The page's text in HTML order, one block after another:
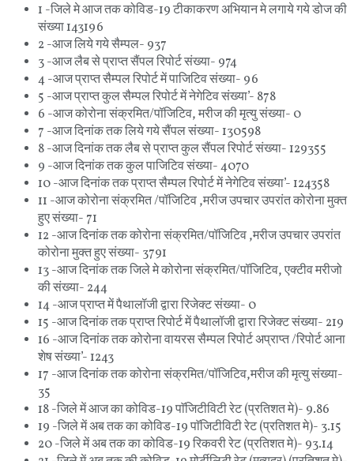
1 -जिले मे आज तक कोविड-19 टीकाकरण अभियान मे लगाये गये डोज की
संख्या 143196
2 -आज लिये गये सैम्‍पल- 937
3 -आज लैब से प्राप्त सैंपल रिपोर्ट संख्या- 974
4 -आज प्राप्त सैम्पल रिपोर्ट में पाजिटिव संख्या- 96
5 -आज प्राप्त कुल सैम्पल रिपोर्ट में नेगेटिव संख्या’- 878
6 -आज कोरोना संक्रमित/पॉजिटिव, मरीज की मृत्‍यु संख्या- 0
7 -आज दिनांक तक लिये गये सैंपल संख्या- 130598
8 -आज दिनांक तक लैब से प्राप्त कुल सैंपल रिपोर्ट संख्या- 129355
9 -आज दिनांक तक कुल पाजिटिव संख्या- 4070
10 -आज दिनांक तक प्राप्‍त सैम्पल रिपोर्ट में नेगेटिव संख्या’- 124358
11 -आज कोरोना संक्रमित /पॉजिटिव ,मरीज उपचार उपरांत कोरोना मुक्त
हुए संख्या- 71
12 -आज दिनांक तक कोरोना संक्रमित/पॉजिटिव ,मरीज उपचार उपरांत
कोरोना मुक्त हुए संख्या- 3791
13 -आज दिनांक तक जिले मे कोरोना संक्रमित/पॉजिटिव, एक्‍टीव मरीजो
की संख्या- 244
14 -आज प्राप्त में पैथालॉजी द्वारा रिजेक्ट संख्या- 0
15 -आज दिनांक तक प्राप्त रिपोर्ट में पैथालॉजी द्वारा रिजेक्ट संख्या- 219
16 -आज दिनांक तक कोरोना वायरस सैम्पल रिपोर्ट अप्राप्त /रिपोर्ट आना
शेष संख्या’- 1243
17 -आज दिनांक तक कोरोना संक्रमित/पॉजिटिव,मरीज की मृत्‍यु संख्या-
35
18 -जिले में आज का कोविड-19 पाॅजिटीविटी रेट (प्रतिशत मे)- 9.86
19 -जिले में अब तक का कोविड-19 पाॅजिटीविटी रेट (प्रतिशत मे)- 3.15
20 -जिले में अब तक का कोविड-19 रिकवरी रेट (प्रतिशत मे)- 93.14